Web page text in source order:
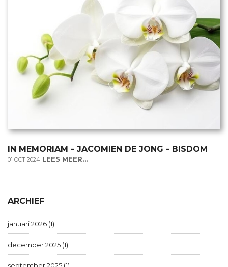
IN MEMORIAM - JACOMIEN DE JONG - BISDOM
01 OCT 2024 LEES MEER...
ARCHIEF
januari 2026 (1)
december 2025 (1)